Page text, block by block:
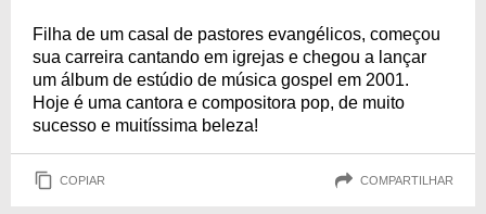
Filha de um casal de pastores evangélicos, começou
sua carreira cantando em igrejas e chegou a lançar
um álbum de estúdio de música gospel em 2001.
Hoje é uma cantora e compositora pop, de muito
sucesso e muitíssima beleza!
COPIAR COMPARTILHAR